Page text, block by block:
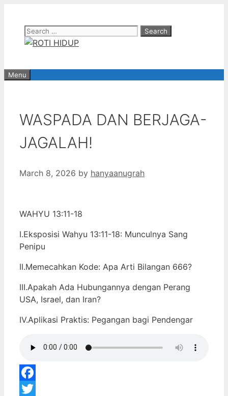
contentSearch
for:
Menu
WASPADA DAN BERJAGA-
JAGALAH!
March 8, 2026 by hanyaanugrah
WAHYU 13:11-18
I.Eksposisi Wahyu 13:11-18: Munculnya Sang
Penipu
II.Memecahkan Kode: Apa Arti Bilangan 666?
III.Apakah Ada Hubungannya dengan Perang
USA, Israel, dan Iran?
IV.Aplikasi Praktis: Pegangan bagi Pendengar
Facebook